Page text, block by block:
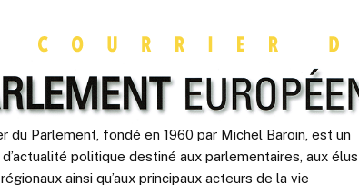
du Parlement, fondé en 1960 par Michel Baroin, est un
politique destiné aux parlementaires, aux élus
ainsi qu’aux principaux acteurs de la vie